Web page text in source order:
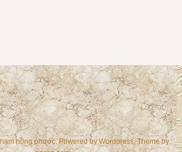
hồng phước. Powered byWordpress, Theme by